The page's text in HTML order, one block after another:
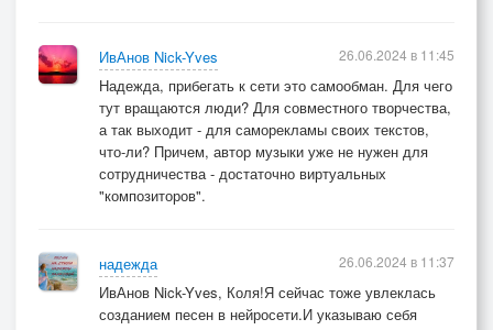
ИвАнов Nick-Yves
Надежда, прибегать к сети это самообман. Для чего
тут вращаются люди? Для совместного творчества,
а так выходит - для саморекламы своих текстов,
что-ли? Причем, автор музыки уже не нужен для
сотрудничества - достаточно виртуальных
"композиторов".
26.06.2024 в 11:45
надежда
ИвАнов Nick-Yves, Коля!Я сейчас тоже увлеклась
созданием песен в нейросети.И указываю себя
26.06.2024 в 11:37